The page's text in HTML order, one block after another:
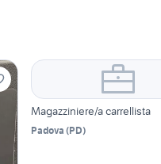
Magazziniere/a carrellista
Padova (PD)